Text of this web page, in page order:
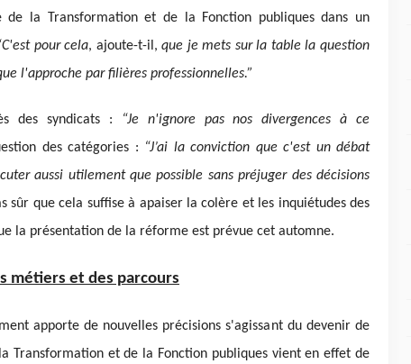
la Transformation et de la Fonction publiques dans un
pour cela, ajoute-t-il,que je mets sur la table la question
l'approche par filières professionnelles.”
des syndicats :
“Je n'ignore pas nos divergences à ce
des catégories : “J’ai la conviction que c'est un débat
aussi utilement que possible sans préjuger des décisions
sûr que cela suffise à apaiser la colère et les inquiétudes des
la présentation de la réforme est prévue cet automne.
métiers et des parcours
apporte de nouvelles précisions s'agissant du devenir de
Transformation et de la Fonction publiques vient en effet de